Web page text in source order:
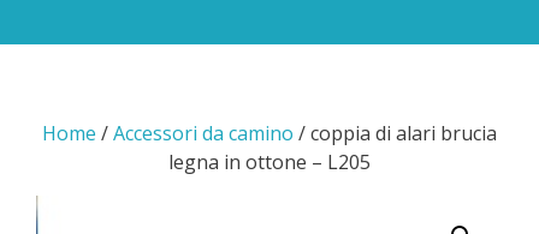
Home /Accessori da camino / coppia di alari brucia
legna in ottone – L205